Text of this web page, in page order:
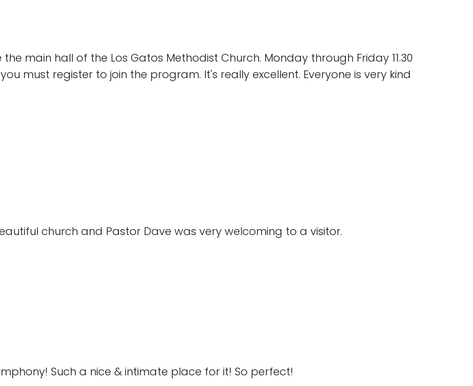
main hall of the Los Gatos Methodist Church. Monday through Friday 11.30
must register to join the program. It's really excellent. Everyone is very kind
church and Pastor Dave was very welcoming to a visitor.
Such a nice & intimate place for it! So perfect!